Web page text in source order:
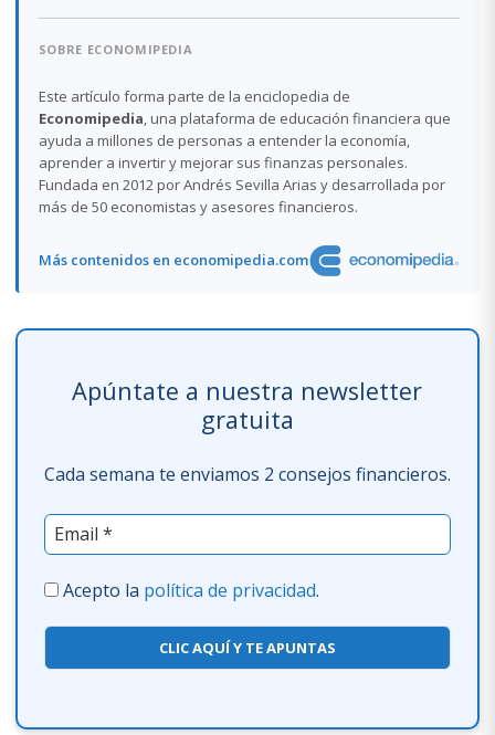
SOBRE ECONOMIPEDIA
Este artículo forma parte de la enciclopedia de
Economipedia, una plataforma de educación financiera que
ayuda a millones de personas a entender la economía,
aprender a invertir y mejorar sus finanzas personales.
Fundada en 2012 por Andrés Sevilla Arias y desarrollada por
más de 50 economistas y asesores financieros.
Más contenidos en economipedia.com
Apúntate a nuestra newsletter
gratuita
Cada semana te enviamos 2 consejos financieros.
Acepto la política de privacidad.
CLIC AQUÍ Y TE APUNTAS